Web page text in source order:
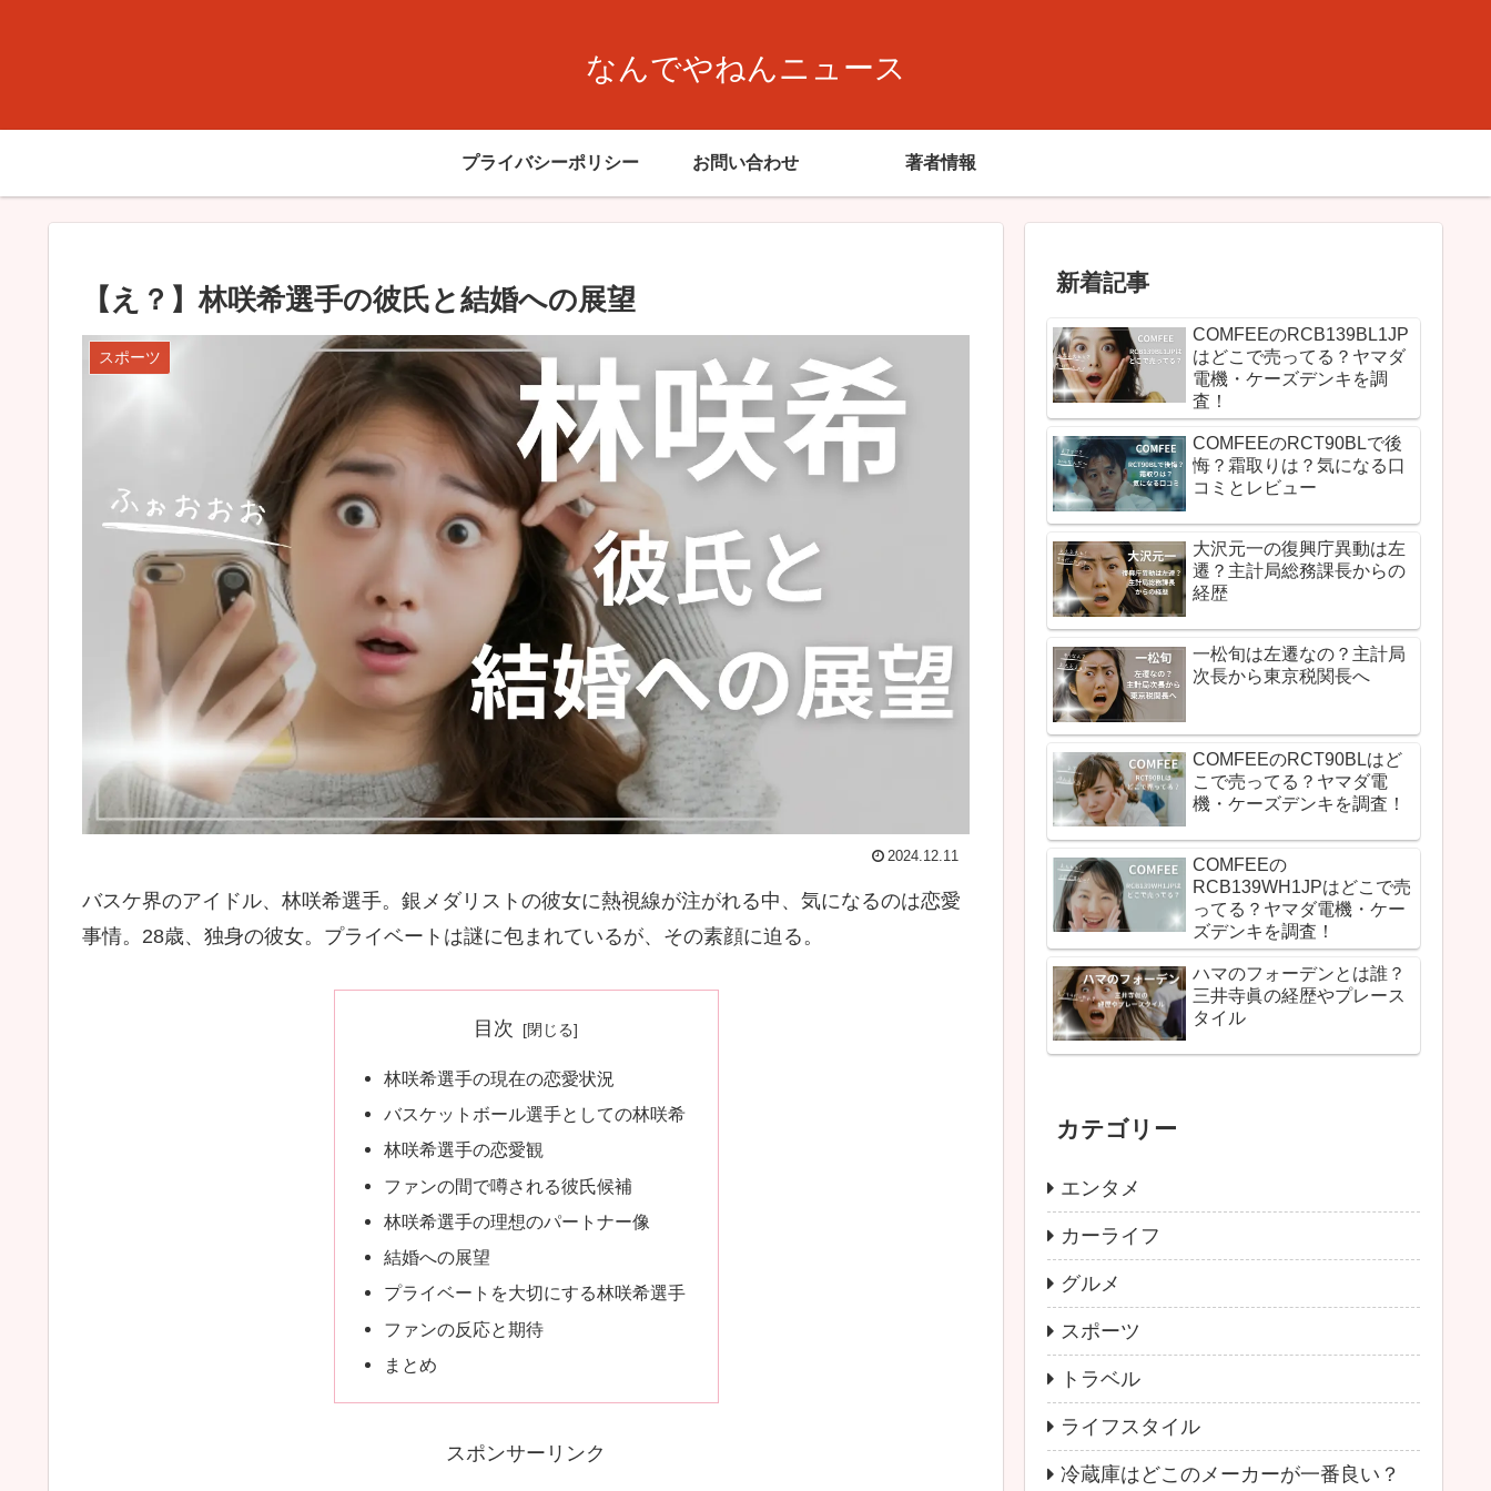
なんでやねんニュース
プライバシーポリシー お問い合わせ 著者情報
【え？】林咲希選手の彼氏と結婚への展望
スポーツ
2024.12.11
バスケ界のアイドル、林咲希選手。銀メダリストの彼女に熱視線が注がれる中、気になるのは恋愛
事情。28歳、独身の彼女。プライベートは謎に包まれているが、その素顔に迫る。
目次
林咲希選手の現在の恋愛状況
バスケットボール選手としての林咲希
林咲希選手の恋愛観
ファンの間で噂される彼氏候補
林咲希選手の理想のパートナー像
結婚への展望
プライベートを大切にする林咲希選手
ファンの反応と期待
まとめ
スポンサーリンク
新着記事
COMFEEのRCB139BL1JP
はどこで売ってる？ヤマダ
電機・ケーズデンキを調
査！
COMFEEのRCT90BLで後
悔？霜取りは？気になる口
コミとレビュー
大沢元一の復興庁異動は左
遷？主計局総務課長からの
経歴
一松旬は左遷なの？主計局
次長から東京税関長へ
COMFEEのRCT90BLはど
こで売ってる？ヤマダ電
機・ケーズデンキを調査！
COMFEEの
RCB139WH1JPはどこで売
ってる？ヤマダ電機・ケー
ズデンキを調査！
ハマのフォーデンとは誰？
三井寺眞の経歴やプレース
タイル
カテゴリー
エンタメ
カーライフ
グルメ
スポーツ
トラベル
ライフスタイル
冷蔵庫はどこのメーカーが一番良い？